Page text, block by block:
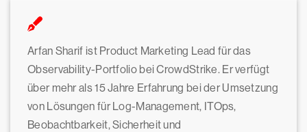
Arfan Sharif ist Product Marketing Lead für das
Observability-Portfolio bei CrowdStrike. Er verfügt
über mehr als 15 Jahre Erfahrung bei der Umsetzung
von Lösungen für Log-Management, ITOps,
Beobachtbarkeit, Sicherheit und